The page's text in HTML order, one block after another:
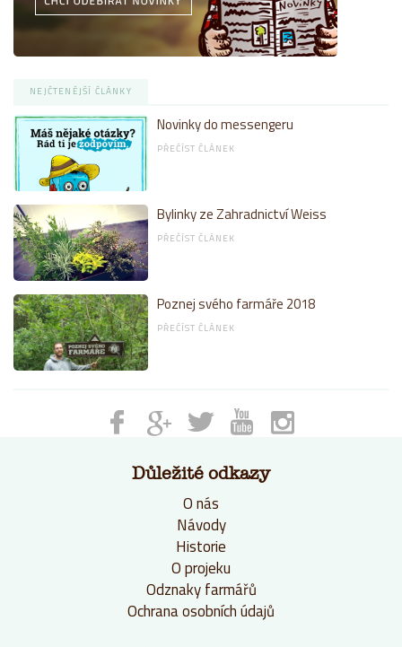
NEJČTENĚJŠÍ ČLÁNKY
Novinky do messengeru
PŘEČÍST ČLÁNEK
Bylinky ze Zahradnictví Weiss
PŘEČÍST ČLÁNEK
Poznej svého farmáře 2018
PŘEČÍST ČLÁNEK
Důležité odkazy
O nás
Návody
Historie
O projeku
Odznaky farmářů
Ochrana osobních údajů